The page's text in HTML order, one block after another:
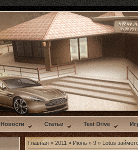
Новости Статьи Test Drive
Главная » 2011 » Июнь » 9 » Lotus